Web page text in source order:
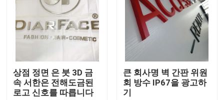
3d 서한 신호
채널 레터 신호
백리트 서한 신호
상점 정면 은 붓 3D 금
속 서한은 전해도금된
로고 신호를 따릅니다
큰 회사명 벽 간판 위원
회 방수 IP67을 광고하
기